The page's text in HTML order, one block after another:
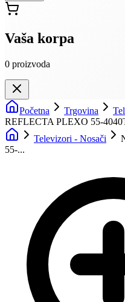
Vaša korpa
0 proizvoda
Početna Trgovina
REFLECTA PLEXO 55-
Televizori - Nosači
55-...